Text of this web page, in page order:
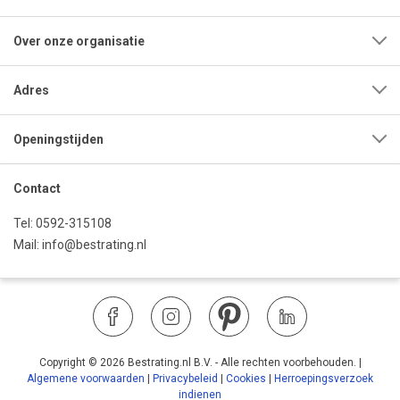
Over onze organisatie
Adres
Openingstijden
Contact
Tel: 0592-315108
Mail: info@bestrating.nl
Copyright © 2026 Bestrating.nl B.V. - Alle rechten voorbehouden.
Algemene voorwaarden
Privacybeleid Cookies
Herroepingsverzoek
indienen